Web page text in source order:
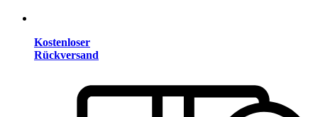
Kostenloser
Rückversand